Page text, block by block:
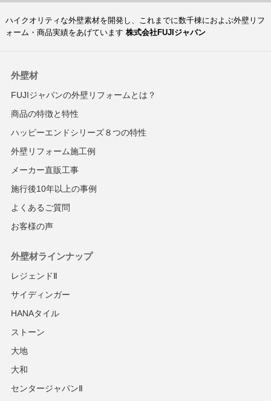
ハイクオリティな外壁素材を開発し、これまでに数千棟におよぶ外壁リフ
ォーム・商品実績をあげています 株式会社FUJIジャパン
外壁材
FUJIジャパンの外壁リフォームとは？
商品の特徴と特性
ハッピーエンドシリーズ８つの特性
外壁リフォーム施工例
メーカー直販工事
施行後10年以上の事例
よくあるご質問
お客様の声
外壁材ラインナップ
レジェンドⅡ
サイディンガー
HANAタイル
ストーン
大地
大和
センタージャパンⅡ